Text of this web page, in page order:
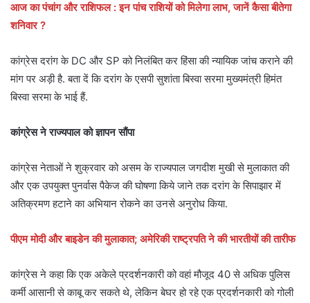
आज का पंचांग और राशिफल : इन पांच राशियों को मिलेगा लाभ, जानें कैसा बीतेगा
शनिवार ?
कांग्रेस दरांग के DC और SP को निलंबित कर हिंसा की न्यायिक जांच कराने की
मांग पर अड़ी है. बता दें कि दरांग के एसपी सुशांता बिस्वा सरमा मुख्यमंत्री हिमंत
बिस्वा सरमा के भाई हैं.
कांग्रेस ने राज्यपाल को ज्ञापन सौंपा
कांग्रेस नेताओं ने शुक्रवार को असम के राज्यपाल जगदीश मुखी से मुलाकात की
और एक उपयुक्त पुनर्वास पैकेज की घोषणा किये जाने तक दरांग के सिपाझार में
अतिक्रमण हटाने का अभियान रोकने का उनसे अनुरोध किया.
पीएम मोदी और बाइडेन की मुलाकात; अमेरिकी राष्ट्रपति ने की भारतीयों की तारीफ
कांग्रेस ने कहा कि एक अकेले प्रदर्शनकारी को वहां मौजूद 40 से अधिक पुलिस
कर्मी आसानी से काबू कर सकते थे, लेकिन बेघर हो रहे एक प्रदर्शनकारी को गोली